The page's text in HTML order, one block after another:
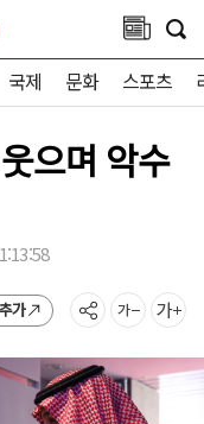
국제 문화 스포츠
으며 악수
가